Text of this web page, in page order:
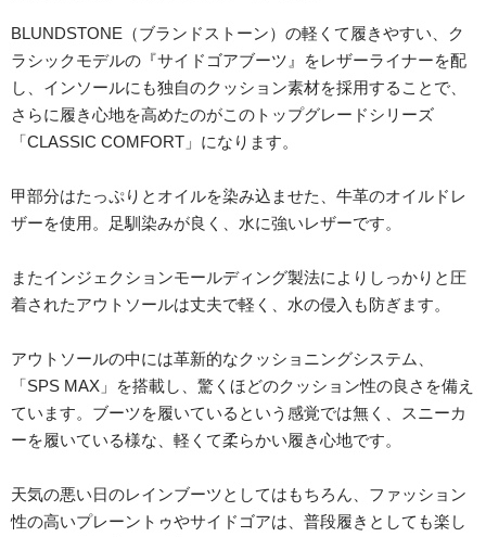
BLUNDSTONE（ブランドストーン）の軽くて履きやすい、ク
ラシックモデルの『サイドゴアブーツ』をレザーライナーを配
し、インソールにも独自のクッション素材を採用することで、
さらに履き心地を高めたのがこのトップグレードシリーズ
「CLASSIC COMFORT」になります。
甲部分はたっぷりとオイルを染み込ませた、牛革のオイルドレ
ザーを使用。足馴染みが良く、水に強いレザーです。
またインジェクションモールディング製法によりしっかりと圧
着されたアウトソールは丈夫で軽く、水の侵入も防ぎます。
アウトソールの中には革新的なクッショニングシステム、
「SPS MAX」を搭載し、驚くほどのクッション性の良さを備え
ています。ブーツを履いているという感覚では無く、スニーカ
ーを履いている様な、軽くて柔らかい履き心地です。
天気の悪い日のレインブーツとしてはもちろん、ファッション
性の高いプレーントゥやサイドゴアは、普段履きとしても楽し